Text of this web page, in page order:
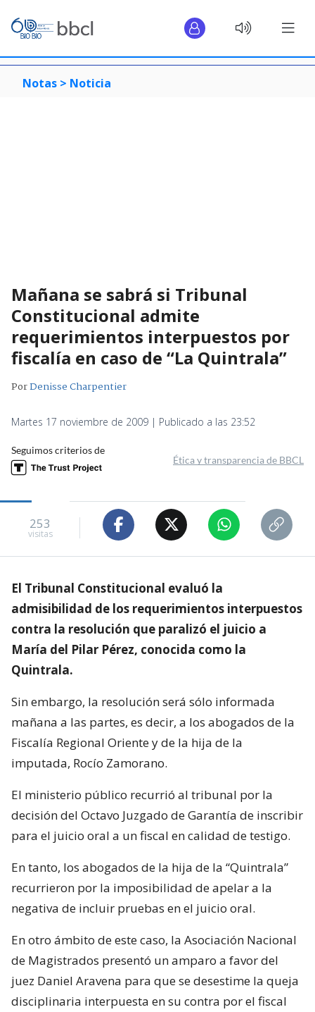
Notas > Noticia
Mañana se sabrá si Tribunal
Constitucional admite
requerimientos interpuestos por
fiscalía en caso de “La Quintrala”
PorDenisse Charpentier
Martes 17 noviembre de 2009 | Publicado a las 23:52
Seguimos criterios de
Ética y transparencia de BBCL
253
visitas
El Tribunal Constitucional evaluó la
admisibilidad de los requerimientos interpuestos
contra la resolución que paralizó el juicio a
María del Pilar Pérez, conocida como la
Quintrala.
Sin embargo, la resolución será sólo informada
mañana a las partes, es decir, a los abogados de la
Fiscalía Regional Oriente y de la hija de la
imputada, Rocío Zamorano.
El ministerio público recurrió al tribunal por la
decisión del Octavo Juzgado de Garantía de inscribir
para el juicio oral a un fiscal en calidad de testigo.
En tanto, los abogados de la hija de la “Quintrala”
recurrieron por la imposibilidad de apelar a la
negativa de incluir pruebas en el juicio oral.
En otro ámbito de este caso, la Asociación Nacional
de Magistrados presentó un amparo a favor del
juez Daniel Aravena para que se desestime la queja
disciplinaria interpuesta en su contra por el fiscal